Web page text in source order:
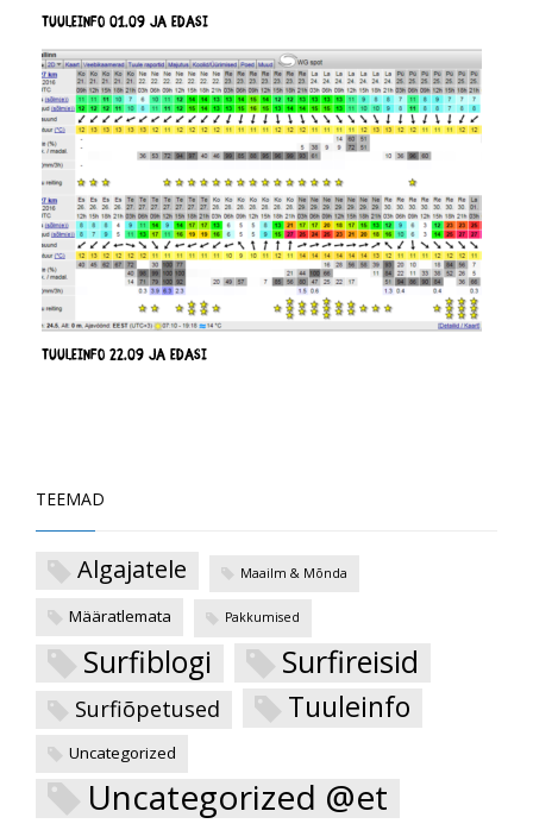
Tuuleinfo 01.09 ja edasi
Tuuleinfo 22.09 ja edasi
TEEMAD
Algajatele Maailm & Mõnda
Määratlemata Pakkumised
Surfiblogi Surfireisid
Surfiõpetused Tuuleinfo
Uncategorized
Uncategorized @et